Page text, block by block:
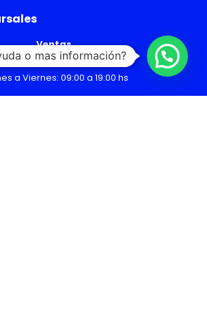
Ventas
a Viernes: 09:00 a 19:00 hs
o mas información?